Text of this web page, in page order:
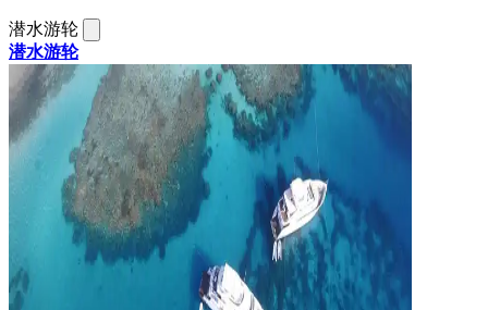
潜水游轮
潜水游轮